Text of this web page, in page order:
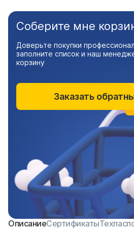
ОписаниеСертификаты
Соберите мне
Доверьте покупки
заполните список и наш
корзину
Заказать